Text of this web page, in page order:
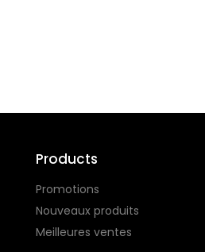
Products
Promotions
Nouveaux produits
Meilleures ventes